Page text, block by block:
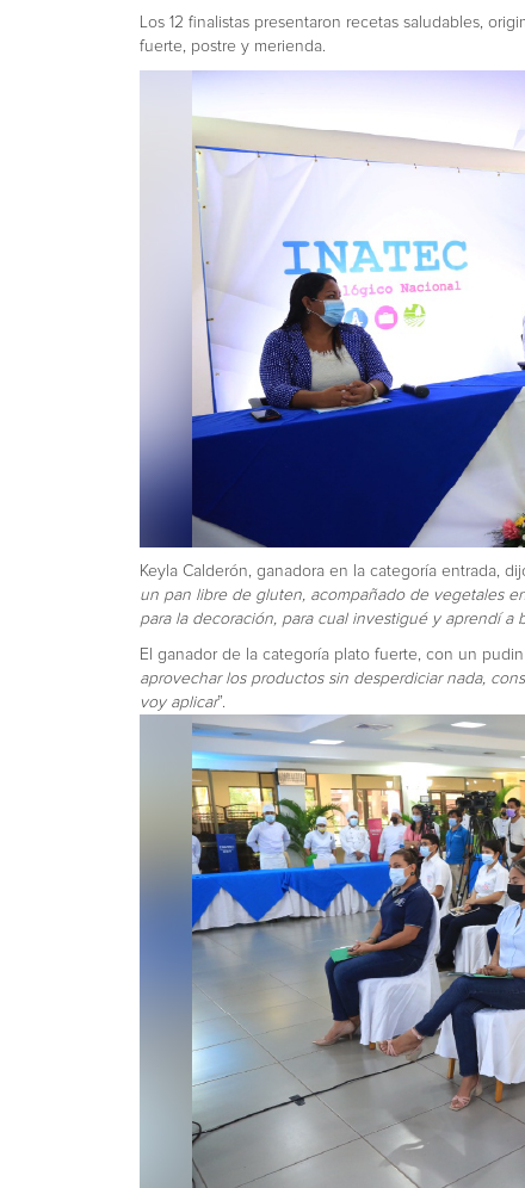
Los 12 finalistas presentaron recetas saludables,
fuerte, postre y merienda.
Keyla Calderón, ganadora en la categoría entrada,
un pan libre de gluten, acompañado de vegetales
para la decoración, para cual investigué y aprendí
El ganador de la categoría plato fuerte, con un
aprovechar los productos sin desperdiciar nada,
voy aplicar”.